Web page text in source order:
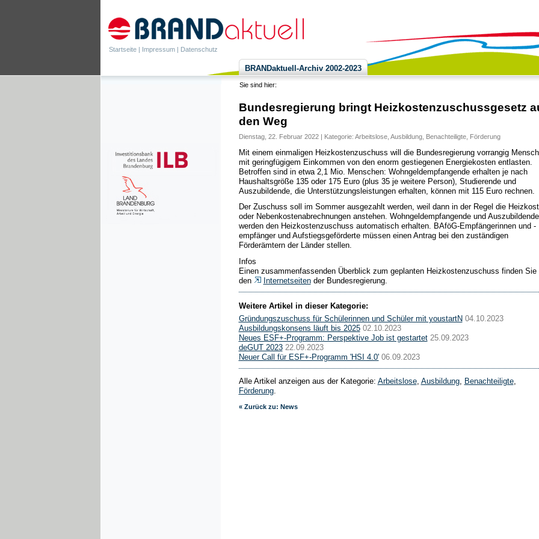
Startseite | Impressum | Datenschutz
BRANDaktuell-Archiv 2002-2023
Sie sind hier:
Bundesregierung bringt Heizkostenzuschussgesetz
den Weg
Dienstag, 22. Februar 2022 | Kategorie: Arbeitslose, Ausbildung, Benachteiligte, Förderung
Mit einem einmaligen Heizkostenzuschuss will die Bundesregierung vorrangig
mit geringfügigem Einkommen von den enorm gestiegenen Energiekosten entlasten.
Betroffen sind in etwa 2,1 Mio. Menschen: Wohngeldempfangende erhalten je nach
Haushaltsgröße 135 oder 175 Euro (plus 35 je weitere Person), Studierende und
Auszubildende, die Unterstützungsleistungen erhalten, können mit 115 Euro rechnen.
Der Zuschuss soll im Sommer ausgezahlt werden, weil dann in der Regel die
oder Nebenkostenabrechnungen anstehen. Wohngeldempfangende und Auszubildende
werden den Heizkostenzuschuss automatisch erhalten. BAföG-Empfängerinnen und -
empfänger und Aufstiegsgeförderte müssen einen Antrag bei den zuständigen
Förderämtern der Länder stellen.
Infos
Einen zusammenfassenden Überblick zum geplanten Heizkostenzuschuss finden Sie
den
Internetseitender Bundesregierung.
Weitere Artikel in dieser Kategorie:
Gründungszuschuss für Schülerinnen und Schüler mit youstartN 04.10.2023
Ausbildungskonsens läuft bis 2025 02.10.2023
Neues ESF+-Programm: Perspektive Job ist gestartet 25.09.2023
deGUT 2023 22.09.2023
Neuer Call für ESF+-Programm 'HSI 4.0' 06.09.2023
Alle Artikel anzeigen aus der Kategorie: Arbeitslose, Ausbildung, Benachteiligte,
Förderung.
« Zurück zu: News